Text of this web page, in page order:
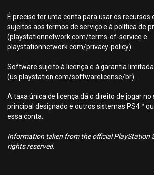
É preciso ter uma conta para usar os recursos
sujeitos aos termos de serviço e à política de
(playstationnetwork.com/terms-of-service e
playstationnetwork.com/privacy-policy).
Software sujeito à licença e à garantia limitada
(us.playstation.com/softwarelicense/br).
A taxa única de licença dá o direito de jogar no
principal designado e outros sistemas PS4™
essa conta.
Information taken from the official PlayStation
rights reserved.